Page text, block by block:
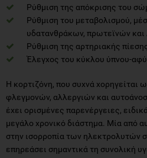
Ρύθμιση της απόκρισης του
Ρύθμιση του μεταβολισμού,
υδατανθράκων, πρωτεϊνών και
Ρύθμιση της αρτηριακής
Έλεγχος του κύκλου ύπνου-
Η κορτιζόνη, που συχνά χορηγείται
φλεγμονών, αλλεργιών και
έχει ορισμένες παρενέργειες,
μεγάλο χρονικό διάστημα. Μία από
στην ισορροπία των ηλεκτρολυτών
επηρεάσει σημαντικά τη συνολική